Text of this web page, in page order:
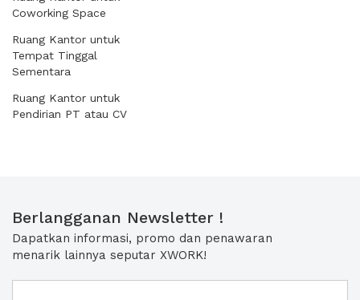
Coworking Space
Ruang Kantor untuk
Tempat Tinggal
Sementara
Ruang Kantor untuk
Pendirian PT atau CV
Berlangganan Newsletter !
Dapatkan informasi, promo dan penawaran
menarik lainnya seputar XWORK!